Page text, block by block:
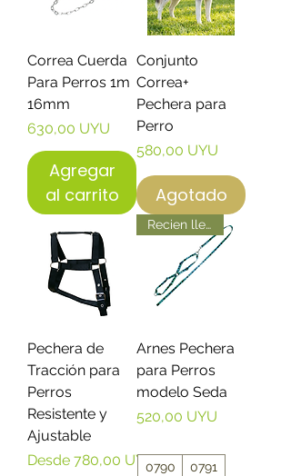
Correa Cuerda
Para Perros 1m
16mm
Precio
630,00 UYU
Agregar
al carrito
Conjunto
Correa+
Pechera para
Perro
Precio
580,00 UYU
Agotado
Pechera de
Tracción para
Perros
Resistente y
Ajustable
Desde 780,00 UYU
Precio de oferta
Recien llegado
Arnes Pechera
para Perros
modelo Seda
Precio
520,00 UYU
0790
0791